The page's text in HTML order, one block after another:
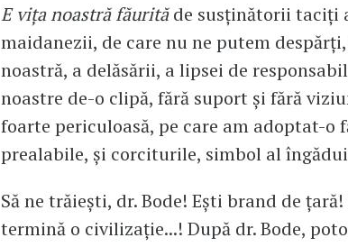
E vița noastră făurităde susținătorii taciți
maidanezii, de care nu ne putem
noastră, a delăsării, a lipsei de
noastre de-o clipă, fără suport și fără
foarte periculoasă, pe care am adoptat-o
prealabile, și corciturile, simbol al
Să ne trăiești, dr. Bode! Ești brand de
termină o civilizație...! După dr. Bode,